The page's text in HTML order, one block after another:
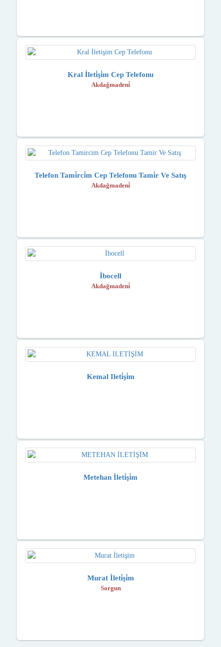
Kral İleti̇şi̇m Cep Telefonu
Akdağmadeni̇
Telefon Tami̇rci̇m Cep Telefonu Tami̇r Ve Satış
Akdağmadeni̇
İbocell
Akdağmadeni̇
Kemal Ileti̇şi̇m
Metehan İleti̇şi̇m
Murat İleti̇şi̇m
Sorgun